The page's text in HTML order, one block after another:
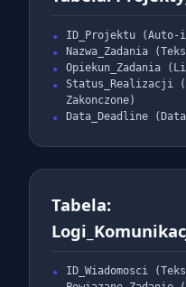
ID_Projektu (Auto-
Nazwa_Zadania
Opiekun_Zadania
Status_Realizacji
Zakonczone)
Data_Deadline
Tabela:
ID_Wiadomosci